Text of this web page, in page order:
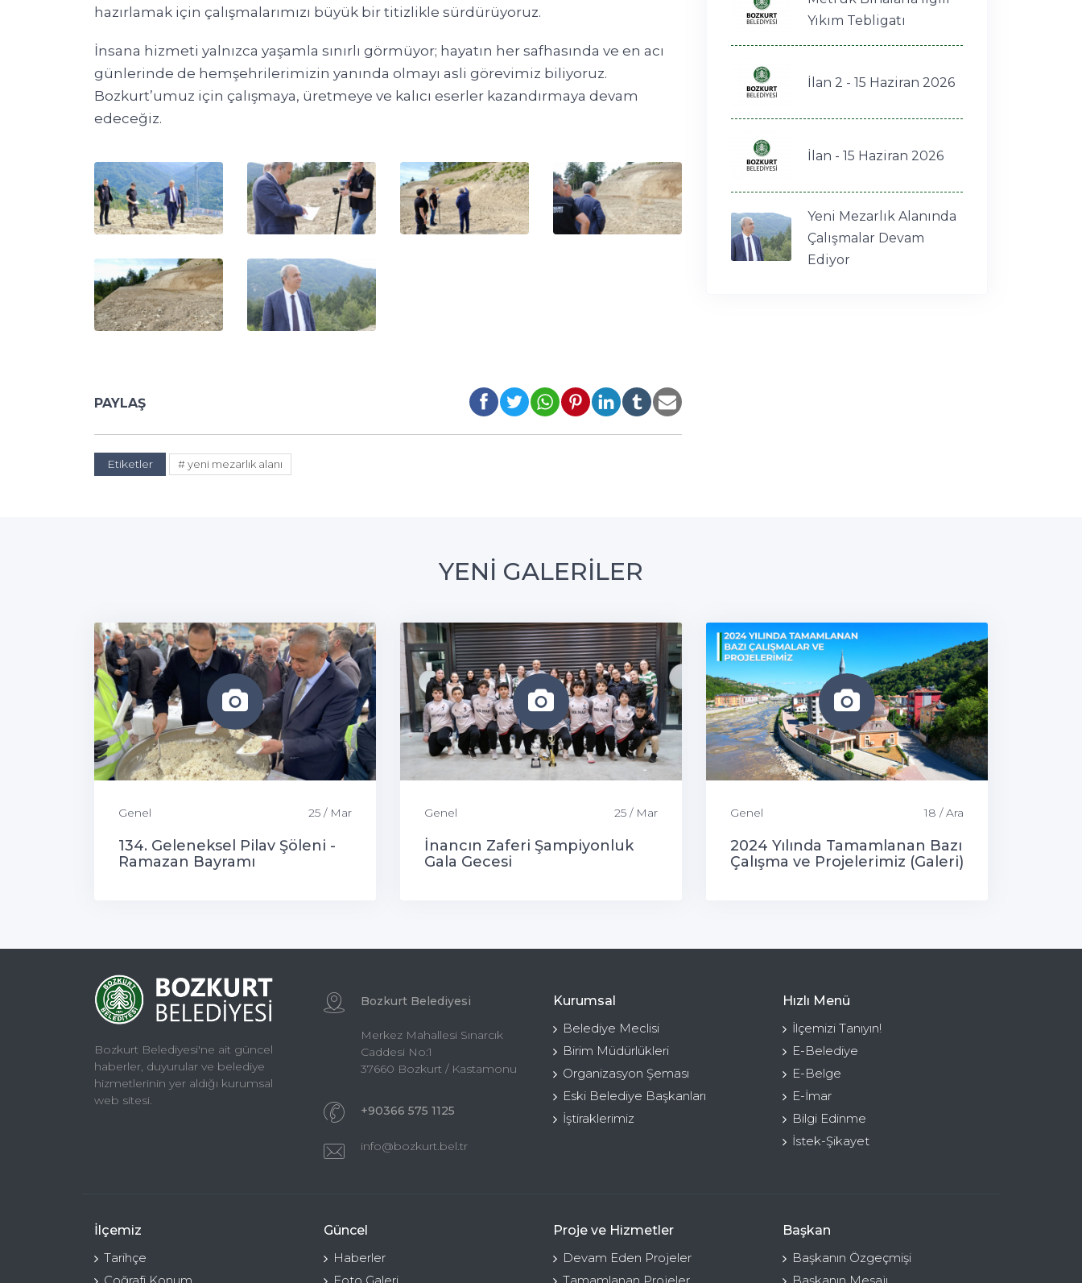
hazırlamak için çalışmalarımızı büyük bir titizlikle sürdürüyoruz.
İnsana hizmeti yalnızca yaşamla sınırlı görmüyor; hayatın her safhasında ve en acı
günlerinde de hemşehrilerimizin yanında olmayı asli görevimiz biliyoruz.
Bozkurt’umuz için çalışmaya, üretmeye ve kalıcı eserler kazandırmaya devam
edeceğiz.
PAYLAŞ
Etiketler # yeni mezarlık alanı
Yıkım Tebligatı
İlan 2 - 15 Haziran 2026
İlan - 15 Haziran 2026
Yeni Mezarlık Alanında
Çalışmalar Devam
Ediyor
YENİ GALERİLER
Genel 25 / Mar
134. Geleneksel Pilav Şöleni -
Ramazan Bayramı
Genel 25 / Mar
İnancın Zaferi Şampiyonluk
Gala Gecesi
Genel 18 / Ara
2024 Yılında Tamamlanan Bazı
Çalışma ve Projelerimiz (Galeri)
Bozkurt Belediyesi'ne ait güncel
haberler, duyurular ve belediye
hizmetlerinin yer aldığı kurumsal
web sitesi.
Bozkurt Belediyesi
Merkez Mahallesi Sınarcık
Caddesi No:1
37660 Bozkurt / Kastamonu
+90366 575 1125
info@bozkurt.bel.tr
Kurumsal
Belediye Meclisi
Birim Müdürlükleri
Organizasyon Şeması
Eski Belediye Başkanları
İştiraklerimiz
Hızlı Menü
İlçemizi Tanıyın!
E-Belediye
E-Belge
E-İmar
Bilgi Edinme
İstek-Şikayet
İlçemiz
Tarihçe
Güncel
Haberler
Proje ve Hizmetler
Devam Eden Projeler
Başkan
Başkanın Özgeçmişi